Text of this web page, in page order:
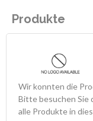
Produkte
Wir konnten die
Bitte besuchen Sie
alle Produkte in